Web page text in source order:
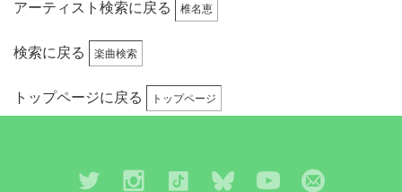
アーティスト検索に戻る 椎名恵
検索に戻る 楽曲検索
トップページに戻る トップページ